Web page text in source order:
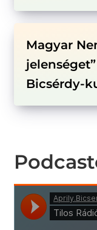
Magyar
Bicsérdy-